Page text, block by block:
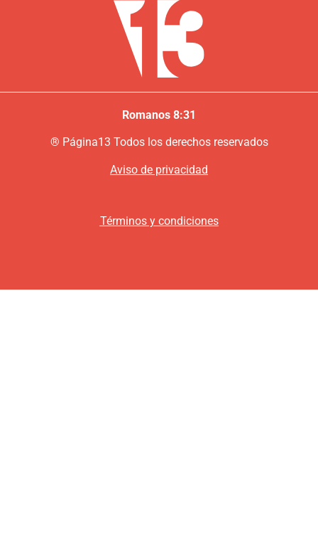
Romanos 8:31
® Página13 Todos los derechos reservados
Aviso de privacidad
Términos y condiciones